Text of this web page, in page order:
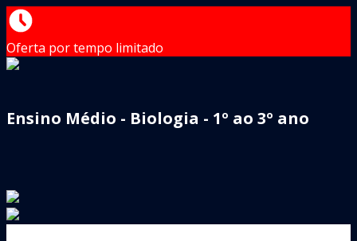
Oferta por tempo limitado
Ensino Médio - Biologia - 1º ao 3º ano